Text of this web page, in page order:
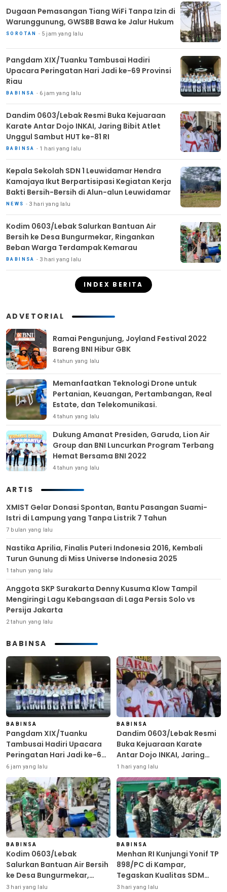
Dugaan Pemasangan Tiang WiFi Tanpa Izin di
Warunggunung, GWSBB Bawa ke Jalur Hukum
SOROTAN 5 jam yang lalu
Pangdam XIX/Tuanku Tambusai Hadiri
Upacara Peringatan Hari Jadi ke-69 Provinsi
Riau
BABINSA 6 jam yang lalu
Dandim 0603/Lebak Resmi Buka Kejuaraan
Karate Antar Dojo INKAI, Jaring Bibit Atlet
Unggul Sambut HUT ke-81 RI
BABINSA 1 hari yang lalu
Kepala Sekolah SDN 1 Leuwidamar Hendra
Kamajaya Ikut Berpartisipasi Kegiatan Kerja
Bakti Bersih-Bersih di Alun-alun Leuwidamar
NEWS 3 hari yang lalu
Kodim 0603/Lebak Salurkan Bantuan Air
Bersih ke Desa Bungurmekar, Ringankan
Beban Warga Terdampak Kemarau
BABINSA 3 hari yang lalu
INDEX BERITA
ADVETORIAL
Ramai Pengunjung, Joyland Festival 2022
Bareng BNI Hibur GBK
4 tahun yang lalu
Memanfaatkan Teknologi Drone untuk
Pertanian, Keuangan, Pertambangan, Real
Estate, dan Telekomunikasi.
4 tahun yang lalu
Dukung Amanat Presiden, Garuda, Lion Air
Group dan BNI Luncurkan Program Terbang
Hemat Bersama BNI 2022
4 tahun yang lalu
ARTIS
XMIST Gelar Donasi Spontan, Bantu Pasangan Suami-
Istri di Lampung yang Tanpa Listrik 7 Tahun
7 bulan yang lalu
Nastika Aprilia, Finalis Puteri Indonesia 2016, Kembali
Turun Gunung di Miss Universe Indonesia 2025
1 tahun yang lalu
Anggota SKP Surakarta Denny Kusuma Klow Tampil
Mengiringi Lagu Kebangsaan di Laga Persis Solo vs
Persija Jakarta
2 tahun yang lalu
BABINSA
BABINSA
Pangdam XIX/Tuanku
Tambusai Hadiri Upacara
Peringatan Hari Jadi ke-69
Provinsi Riau
6 jam yang lalu
BABINSA
Dandim 0603/Lebak Resmi
Buka Kejuaraan Karate
Antar Dojo INKAI, Jaring
Bibit Atlet Unggul Sambut
HUT ke-81 RI
1 hari yang lalu
BABINSA
Kodim 0603/Lebak
Salurkan Bantuan Air Bersih
ke Desa Bungurmekar,
Ringankan Beban Warga
3 hari yang lalu
BABINSA
Menhan RI Kunjungi Yonif TP
898/PC di Kampar,
Tegaskan Kualitas SDM
Kunci Kekuatan TNI
3 hari yang lalu